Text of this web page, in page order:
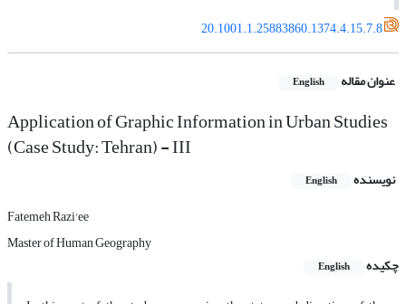
20.1001.1.25883860.1374.4.15.7.8
عنوان مقاله English
Application of Graphic Information in Urban Studies
(Case Study: Tehran) - III
نویسنده English
Fatemeh Razi'ee
Master of Human Geography
چکیده
English